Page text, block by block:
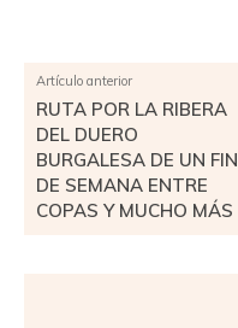
Artículo anterior
RUTA POR LA RIBERA
DEL DUERO
BURGALESA DE UN FIN
DE SEMANA ENTRE
COPAS Y MUCHO MÁS